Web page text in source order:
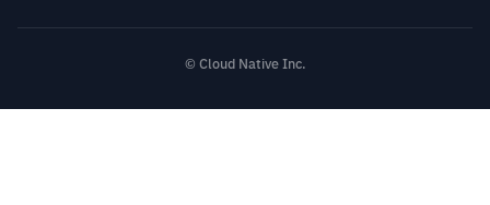
© Cloud Native Inc.